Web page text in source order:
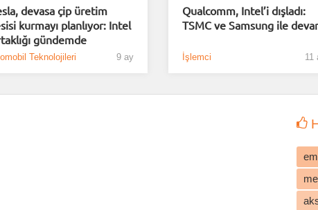
devasa çip üretim
kurmayı planlıyor: Intel
gündemde
Teknolojileri 9 ay
Qualcomm, Intel’i dışladı:
TSMC ve Samsung ile
İşlemci 11